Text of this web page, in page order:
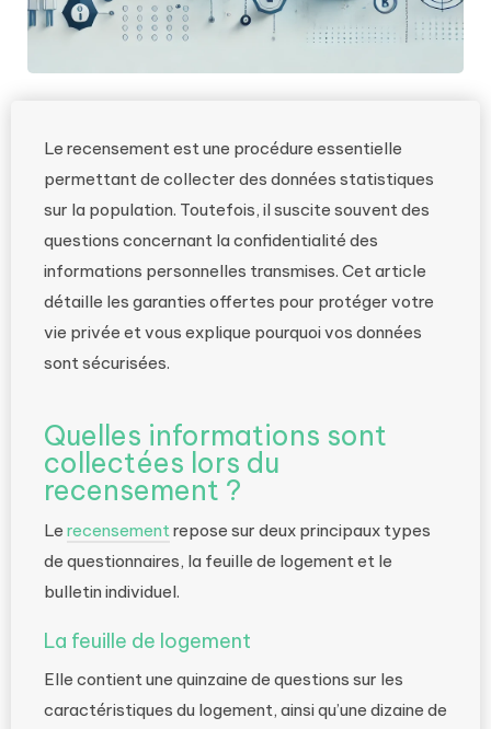
Le recensement est une procédure essentielle
permettant de collecter des données statistiques
sur la population. Toutefois, il suscite souvent des
questions concernant la confidentialité des
informations personnelles transmises. Cet article
détaille les garanties offertes pour protéger votre
vie privée et vous explique pourquoi vos données
sont sécurisées.
Quelles informations sont
collectées lors du
recensement ?
Le recensementrepose sur deux principaux types
de questionnaires, la feuille de logement et le
bulletin individuel.
La feuille de logement
Elle contient une quinzaine de questions sur les
caractéristiques du logement, ainsi qu’une dizaine de